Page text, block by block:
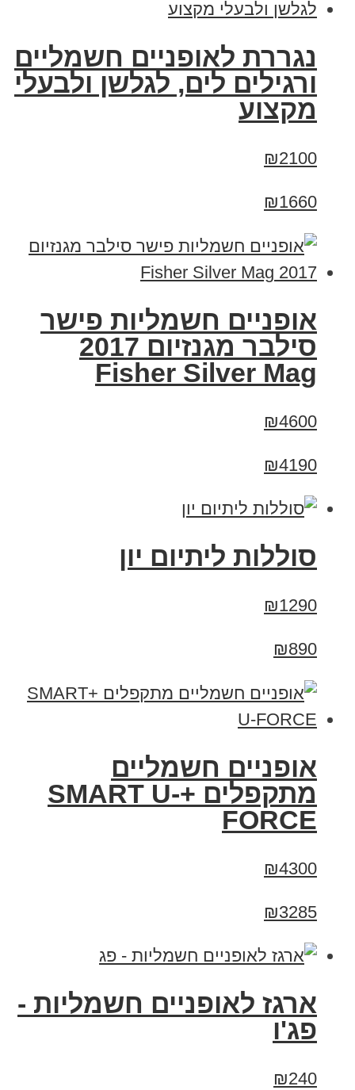
נגררת לאופניים חשמליים
ורגילים לים, לגלשן ולבעלי
מקצוע
₪2100
₪1660
אופניים חשמליות פישר
סילבר מגנזיום 2017
Fisher Silver Mag
₪4600
₪4190
סוללות ליתיום יון
₪1290
₪890
אופניים חשמליים
מתקפלים +SMART U-
FORCE
₪4300
₪3285
ארגז לאופניים חשמליות -
פג'ו
₪240